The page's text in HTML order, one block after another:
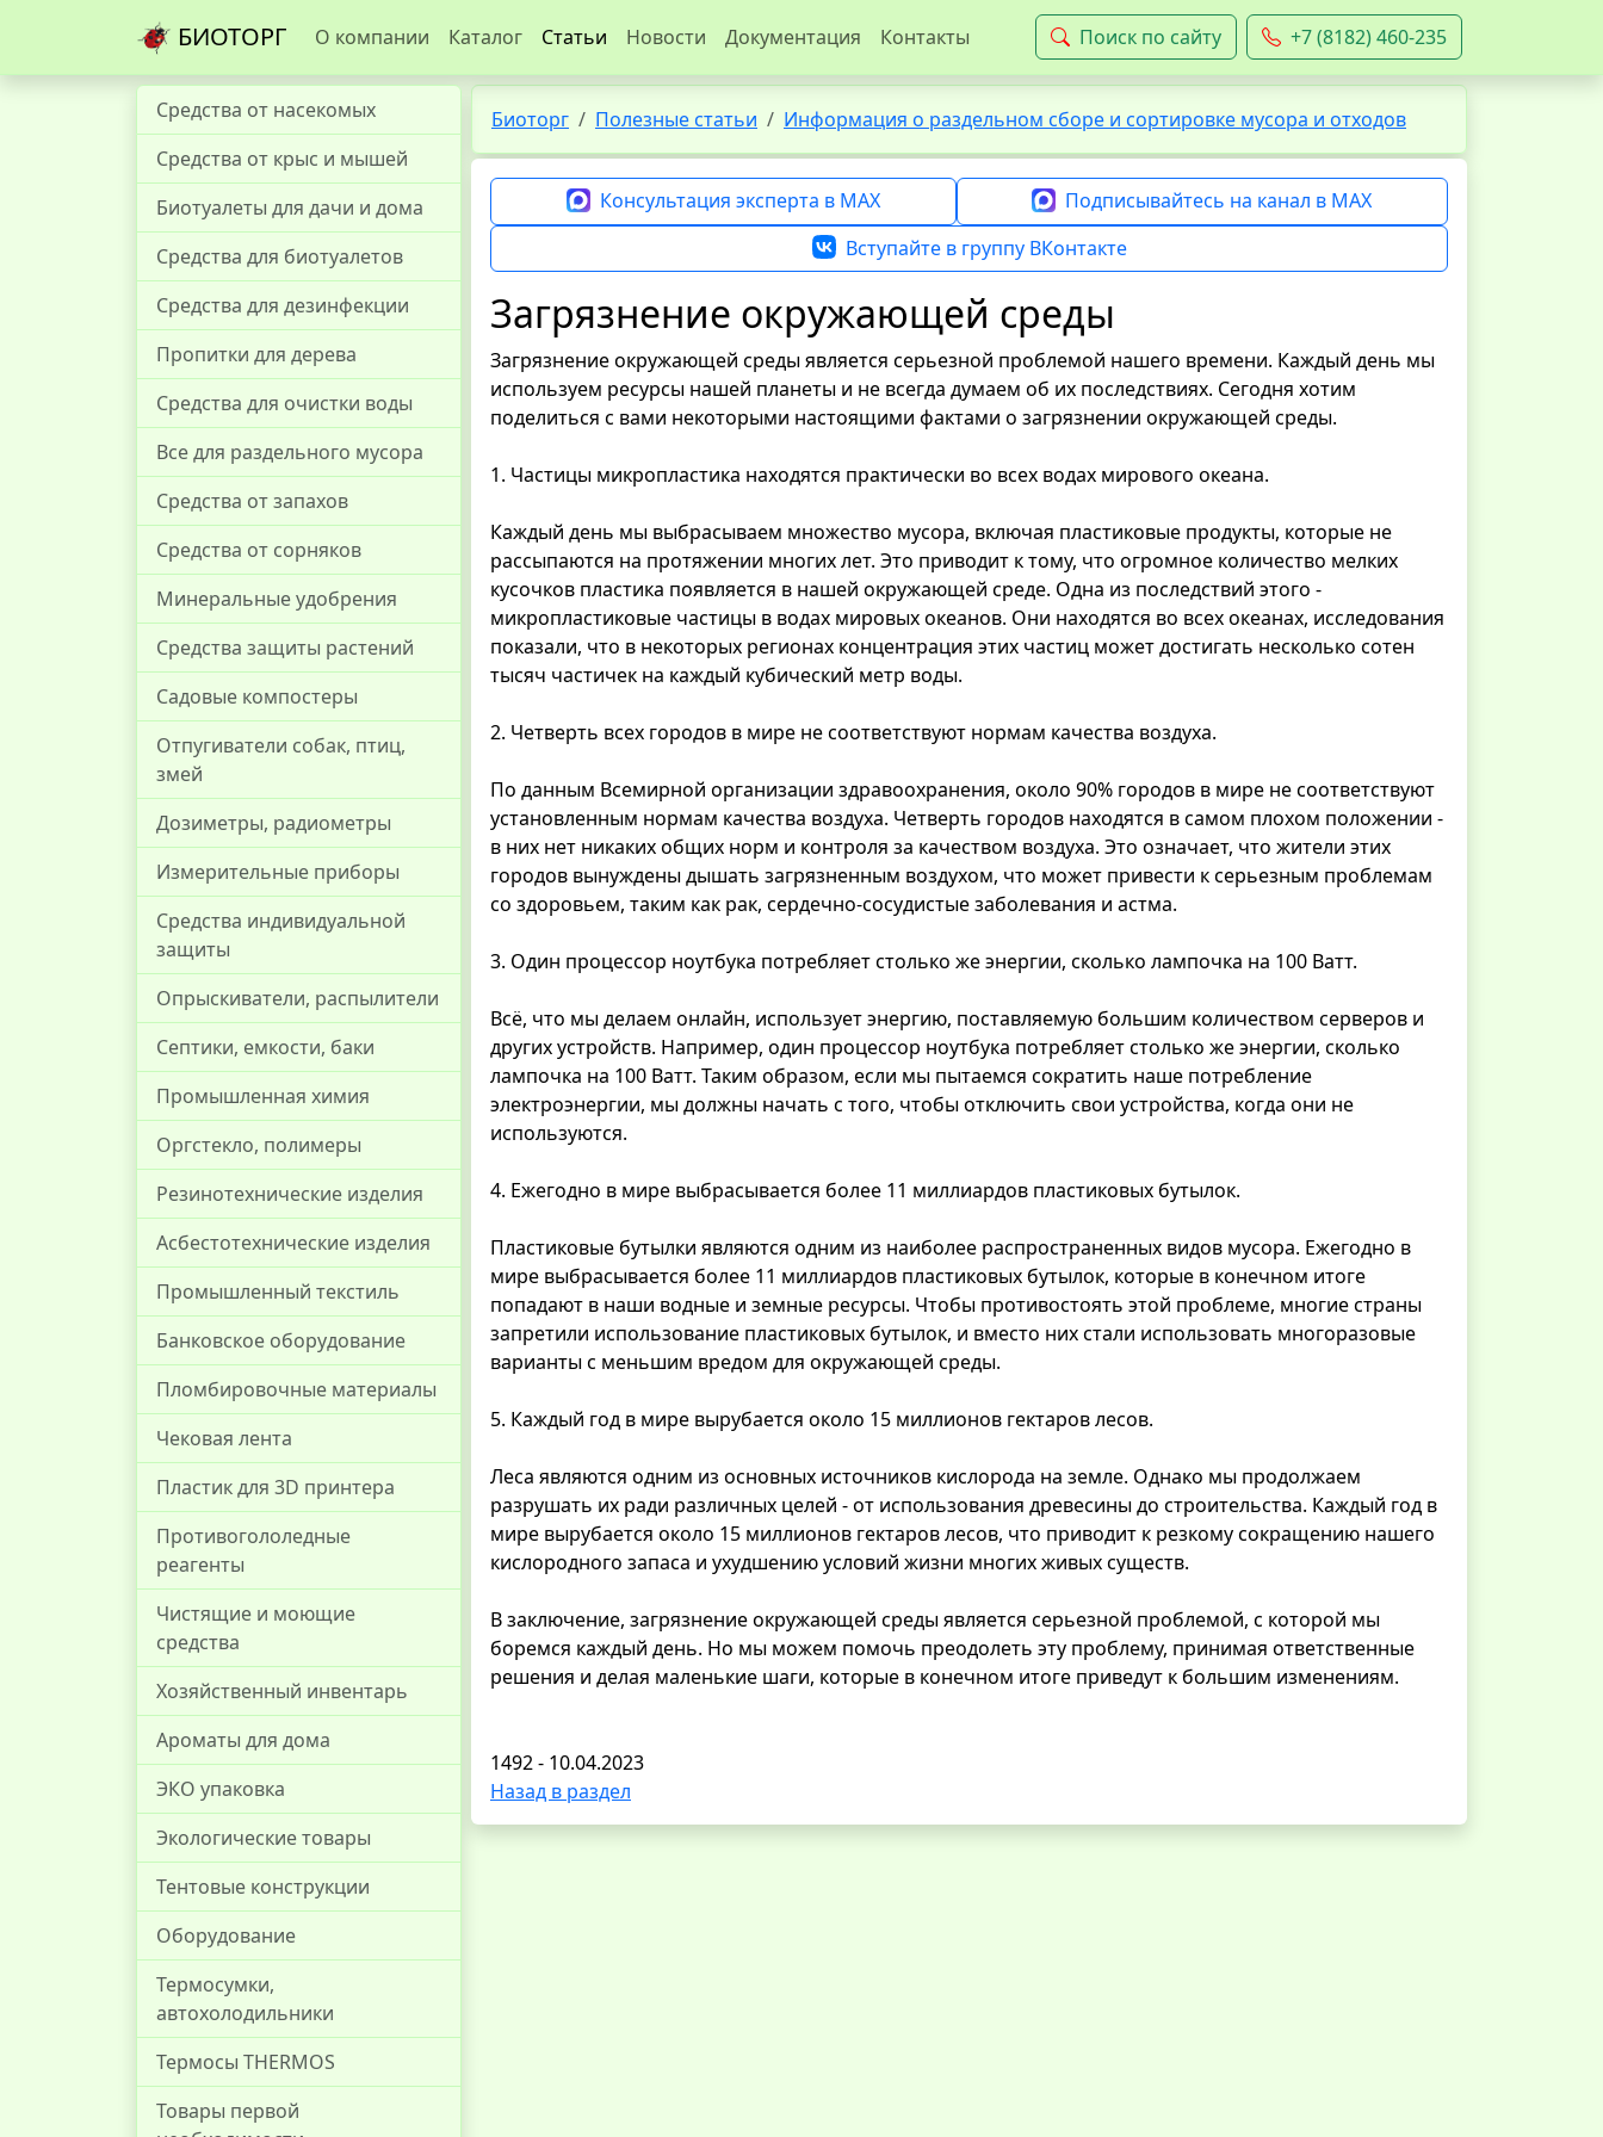
БИОТОРГ О компании Каталог Статьи Новости Документация Контакты Поиск по сайту +7 (8182) 460-235
Средства от насекомых
Средства от крыс и мышей
Биотуалеты для дачи и дома
Средства для биотуалетов
Средства для дезинфекции
Пропитки для дерева
Средства для очистки воды
Все для раздельного мусора
Средства от запахов
Средства от сорняков
Минеральные удобрения
Средства защиты растений
Садовые компостеры
Отпугиватели собак, птиц,
змей
Дозиметры, радиометры
Измерительные приборы
Средства индивидуальной
защиты
Опрыскиватели, распылители
Септики, емкости, баки
Промышленная химия
Оргстекло, полимеры
Резинотехнические изделия
Асбестотехнические изделия
Промышленный текстиль
Банковское оборудование
Пломбировочные материалы
Чековая лента
Пластик для 3D принтера
Противогололедные
реагенты
Чистящие и моющие
средства
Хозяйственный инвентарь
Ароматы для дома
ЭКО упаковка
Экологические товары
Тентовые конструкции
Оборудование
Термосумки,
автохолодильники
Термосы THERMOS
Товары первой
Биоторг Полезные статьи Информация о раздельном сборе и сортировке мусора и отходов
Консультация эксперта в MAX
Подписывайтесь на канал в MAX
Вступайте в группу ВКонтакте
Загрязнение окружающей среды
Загрязнение окружающей среды является серьезной проблемой нашего времени. Каждый день мы
используем ресурсы нашей планеты и не всегда думаем об их последствиях. Сегодня хотим
поделиться с вами некоторыми настоящими фактами о загрязнении окружающей среды.
1. Частицы микропластика находятся практически во всех водах мирового океана.
Каждый день мы выбрасываем множество мусора, включая пластиковые продукты, которые не
рассыпаются на протяжении многих лет. Это приводит к тому, что огромное количество мелких
кусочков пластика появляется в нашей окружающей среде. Одна из последствий этого -
микропластиковые частицы в водах мировых океанов. Они находятся во всех океанах, исследования
показали, что в некоторых регионах концентрация этих частиц может достигать несколько сотен
тысяч частичек на каждый кубический метр воды.
2. Четверть всех городов в мире не соответствуют нормам качества воздуха.
По данным Всемирной организации здравоохранения, около 90% городов в мире не соответствуют
установленным нормам качества воздуха. Четверть городов находятся в самом плохом положении -
в них нет никаких общих норм и контроля за качеством воздуха. Это означает, что жители этих
городов вынуждены дышать загрязненным воздухом, что может привести к серьезным проблемам
со здоровьем, таким как рак, сердечно-сосудистые заболевания и астма.
3. Один процессор ноутбука потребляет столько же энергии, сколько лампочка на 100 Ватт.
Всё, что мы делаем онлайн, использует энергию, поставляемую большим количеством серверов и
других устройств. Например, один процессор ноутбука потребляет столько же энергии, сколько
лампочка на 100 Ватт. Таким образом, если мы пытаемся сократить наше потребление
электроэнергии, мы должны начать с того, чтобы отключить свои устройства, когда они не
используются.
4. Ежегодно в мире выбрасывается более 11 миллиардов пластиковых бутылок.
Пластиковые бутылки являются одним из наиболее распространенных видов мусора. Ежегодно в
мире выбрасывается более 11 миллиардов пластиковых бутылок, которые в конечном итоге
попадают в наши водные и земные ресурсы. Чтобы противостоять этой проблеме, многие страны
запретили использование пластиковых бутылок, и вместо них стали использовать многоразовые
варианты с меньшим вредом для окружающей среды.
5. Каждый год в мире вырубается около 15 миллионов гектаров лесов.
Леса являются одним из основных источников кислорода на земле. Однако мы продолжаем
разрушать их ради различных целей - от использования древесины до строительства. Каждый год в
мире вырубается около 15 миллионов гектаров лесов, что приводит к резкому сокращению нашего
кислородного запаса и ухудшению условий жизни многих живых существ.
В заключение, загрязнение окружающей среды является серьезной проблемой, с которой мы
боремся каждый день. Но мы можем помочь преодолеть эту проблему, принимая ответственные
решения и делая маленькие шаги, которые в конечном итоге приведут к большим изменениям.
1492 - 10.04.2023
Назад в раздел